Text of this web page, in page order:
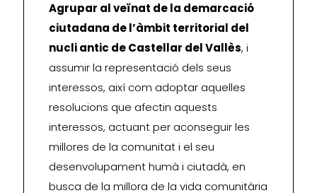
Agrupar al veïnat de la demarcació
ciutadana de l’àmbit territorial del
nucli antic de Castellar del Vallès, i
assumir la representació dels seus
interessos, així com adoptar aquelles
resolucions que afectin aquests
interessos, actuant per aconseguir les
millores de la comunitat i el seu
desenvolupament humà i ciutadà, en
busca de la millora de la vida comunitària